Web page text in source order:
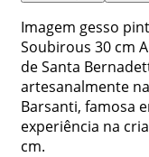
Imagem gesso
Soubirous 30 cm
de Santa
artesanalmente
Barsanti, famosa
experiência na
cm.